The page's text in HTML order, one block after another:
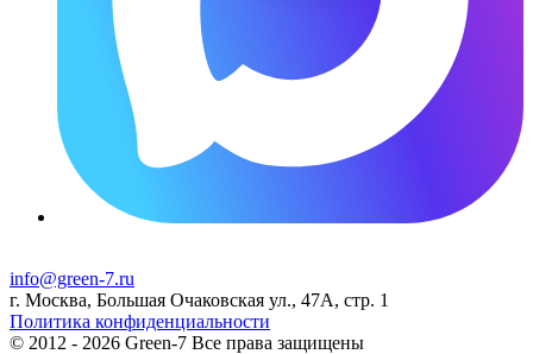
info@green-7.ru
г. Москва, Большая Очаковская ул., 47А, стр. 1
Политика конфиденциальности
© 2012 - 2026 Green-7 Все права защищены